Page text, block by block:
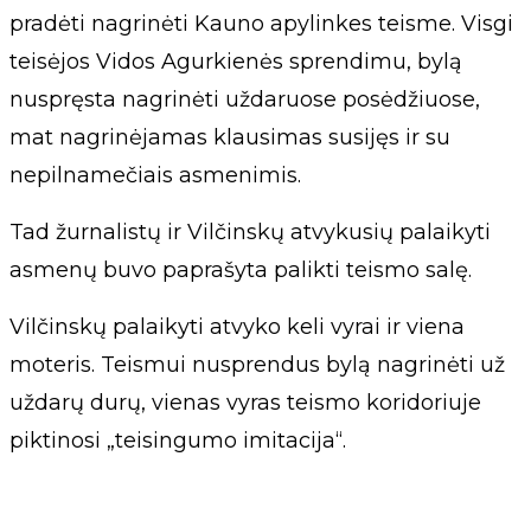
pradėti nagrinėti Kauno apylinkes teisme. Visgi
teisėjos Vidos Agurkienės sprendimu, bylą
nuspręsta nagrinėti uždaruose posėdžiuose,
mat nagrinėjamas klausimas susijęs ir su
nepilnamečiais asmenimis.
Tad žurnalistų ir Vilčinskų atvykusių palaikyti
asmenų buvo paprašyta palikti teismo salę.
Vilčinskų palaikyti atvyko keli vyrai ir viena
moteris. Teismui nusprendus bylą nagrinėti už
uždarų durų, vienas vyras teismo koridoriuje
piktinosi „teisingumo imitacija“.